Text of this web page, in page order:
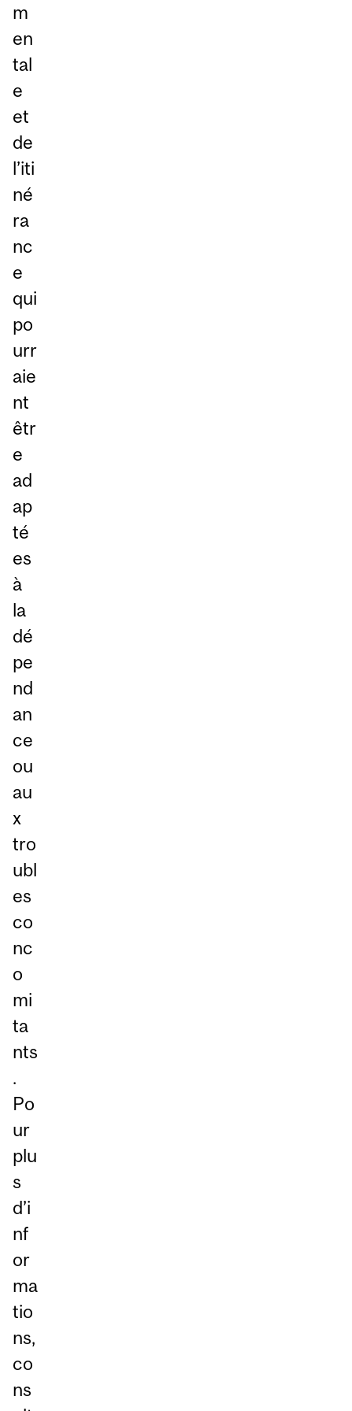
m
en
tal
e
et
de
l’iti
né
ra
nc
e
qui
po
urr
aie
nt
êtr
e
ad
ap
té
es
à
la
dé
pe
nd
an
ce
ou
au
x
tro
ubl
es
co
nc
o
mi
ta
nts
.
Po
ur
plu
s
d’i
nf
or
ma
tio
ns,
co
ns